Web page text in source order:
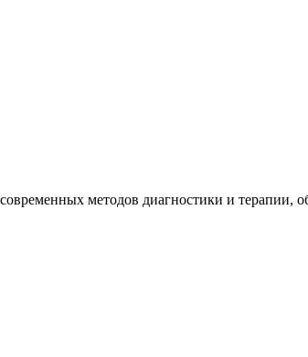
методов диагностики и терапии,